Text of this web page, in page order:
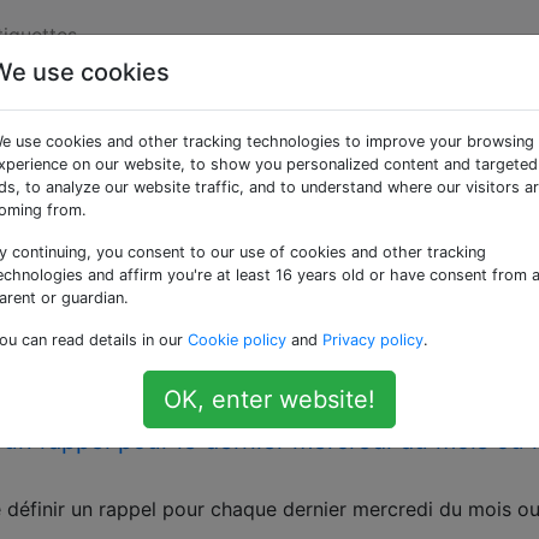
«reminder»
les rappels du calendrier Outlook restent
7 et je veux savoir comment faire apparaître mes
en vue. Ils continuent à s'ouvrir discrètement, comme
la barre des tâches. En conséquence, je continue de les
popups reminder
rappel pour le dernier mercredi du mois ou le
un rappel pour chaque dernier mercredi du mois ou
use cookies
use cookies and other tracking technologies to improve your browsing
on our website, to show you personalized content and targeted
to analyze our website traffic, and to understand where our visitors
from.
continuing, you consent to our use of cookies and other tracking
and affirm you're at least 16 years old or have consent from a
or guardian.
can read details in our Cookie policy and Privacy policy.
OK, enter website!